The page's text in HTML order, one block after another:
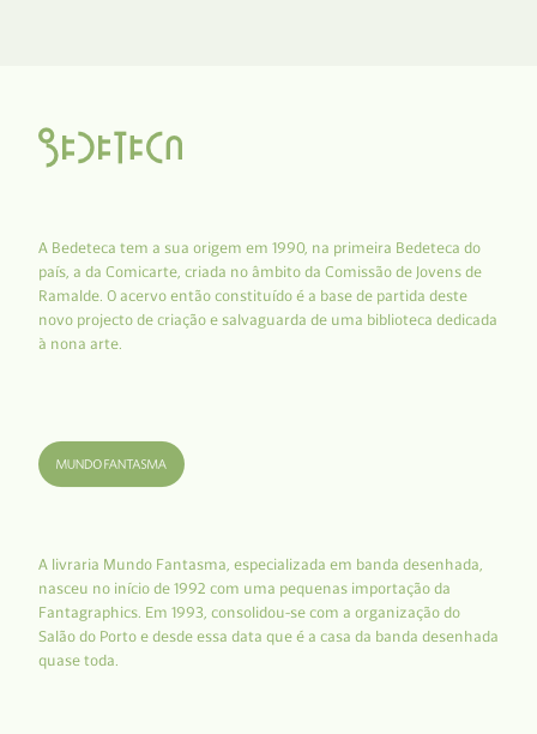
A Bedeteca tem a sua origem em 1990, na primeira Bedeteca do
país, a da Comicarte, criada no âmbito da Comissão de Jovens de
Ramalde. O acervo então constituído é a base de partida deste
novo projecto de criação e salvaguarda de uma biblioteca dedicada
à nona arte.
A livraria Mundo Fantasma, especializada em banda desenhada,
nasceu no início de 1992 com uma pequenas importação da
Fantagraphics. Em 1993, consolidou-se com a organização do
Salão do Porto e desde essa data que é a casa da banda desenhada
quase toda.